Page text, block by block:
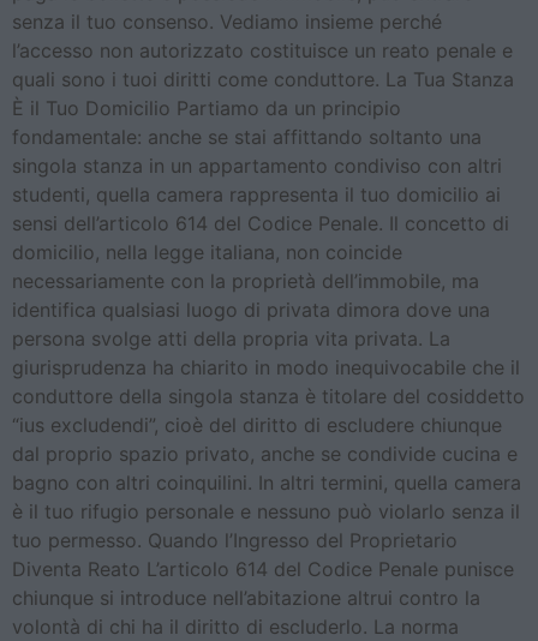
senza il tuo consenso. Vediamo insieme perché
l’accesso non autorizzato costituisce un reato penale e
quali sono i tuoi diritti come conduttore. La Tua Stanza
È il Tuo Domicilio Partiamo da un principio
fondamentale: anche se stai affittando soltanto una
singola stanza in un appartamento condiviso con altri
studenti, quella camera rappresenta il tuo domicilio ai
sensi dell’articolo 614 del Codice Penale. Il concetto di
domicilio, nella legge italiana, non coincide
necessariamente con la proprietà dell’immobile, ma
identifica qualsiasi luogo di privata dimora dove una
persona svolge atti della propria vita privata. La
giurisprudenza ha chiarito in modo inequivocabile che il
conduttore della singola stanza è titolare del cosiddetto
“ius excludendi”, cioè del diritto di escludere chiunque
dal proprio spazio privato, anche se condivide cucina e
bagno con altri coinquilini. In altri termini, quella camera
è il tuo rifugio personale e nessuno può violarlo senza il
tuo permesso. Quando l’Ingresso del Proprietario
Diventa Reato L’articolo 614 del Codice Penale punisce
chiunque si introduce nell’abitazione altrui contro la
volontà di chi ha il diritto di escluderlo. La norma